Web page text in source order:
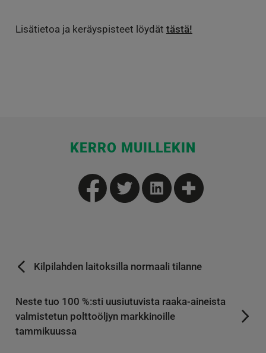
Lisätietoa ja keräyspisteet löydät tästä!
KERRO MUILLEKIN
Kilpilahden laitoksilla normaali tilanne
Neste tuo 100 %:sti uusiutuvista raaka-aineista
valmistetun polttoöljyn markkinoille
tammikuussa